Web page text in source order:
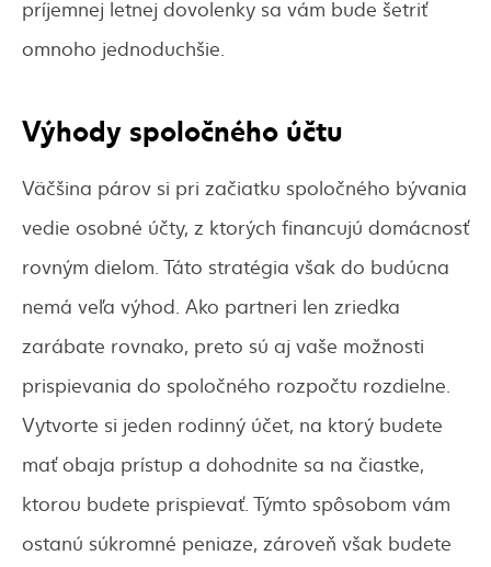
príjemnej letnej dovolenky sa vám bude šetriť
omnoho jednoduchšie.
Výhody spoločného účtu
Väčšina párov si pri začiatku spoločného bývania
vedie osobné účty, z ktorých financujú domácnosť
rovným dielom. Táto stratégia však do budúcna
nemá veľa výhod. Ako partneri len zriedka
zarábate rovnako, preto sú aj vaše možnosti
prispievania do spoločného rozpočtu rozdielne.
Vytvorte si jeden rodinný účet, na ktorý budete
mať obaja prístup a dohodnite sa na čiastke,
ktorou budete prispievať. Týmto spôsobom vám
ostanú súkromné peniaze, zároveň však budete